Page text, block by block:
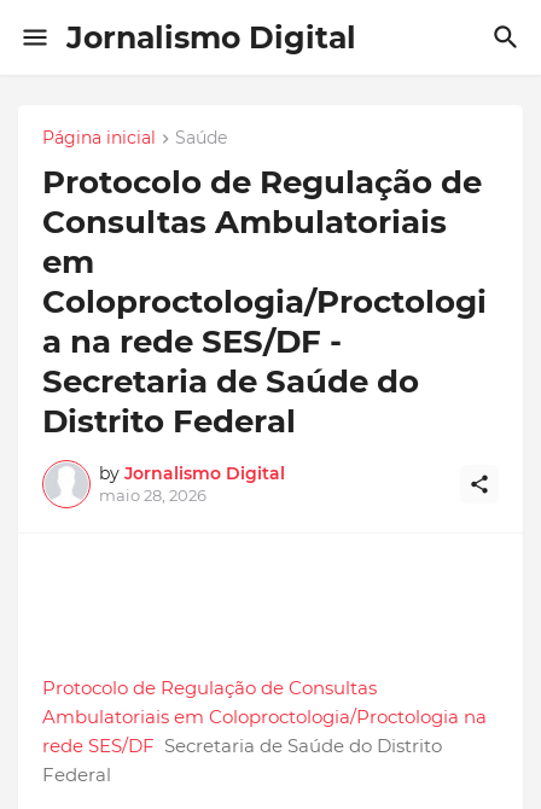
Jornalismo Digital
Página inicial Saúde
Protocolo de Regulação de
Consultas Ambulatoriais
em
Coloproctologia/Proctologi
a na rede SES/DF -
Secretaria de Saúde do
Distrito Federal
by Jornalismo Digital
maio 28, 2026
Protocolo de Regulação de Consultas
Ambulatoriais em Coloproctologia/Proctologia na
rede SES/DF Secretaria de Saúde do Distrito
Federal